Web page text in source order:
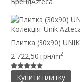
Колекція: Unik
Плитка (30x90)
2 722,50 грн/m2
Купити плитку